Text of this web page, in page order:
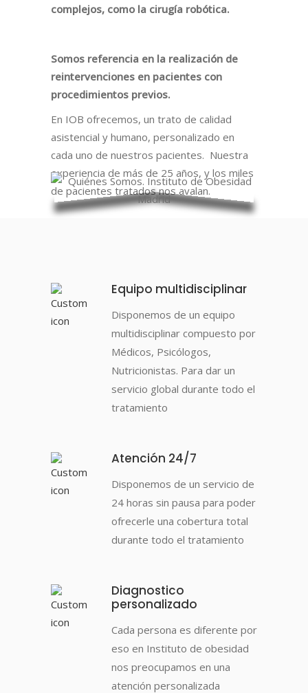
complejos, como la cirugía robótica.
Somos referencia en la realización de
reintervenciones en pacientes con
procedimientos previos.
En IOB ofrecemos, un trato de calidad
asistencial y humano, personalizado en
cada uno de nuestros pacientes. Nuestra
experiencia de más de 25 años, y los miles
de pacientes tratados nos avalan.
Equipo multidisciplinar
Disponemos de un equipo
multidisciplinar compuesto por
Médicos, Psicólogos,
Nutricionistas. Para dar un
servicio global durante todo el
tratamiento
Atención 24/7
Disponemos de un servicio de
24 horas sin pausa para poder
ofrecerle una cobertura total
durante todo el tratamiento
Diagnostico
personalizado
Cada persona es diferente por
eso en Instituto de obesidad
nos preocupamos en una
atención personalizada